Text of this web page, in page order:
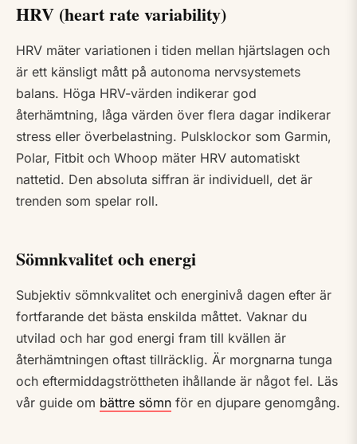
HRV (heart rate variability)
HRV mäter variationen i tiden mellan hjärtslagen och
är ett känsligt mått på autonoma nervsystemets
balans. Höga HRV-värden indikerar god
återhämtning, låga värden över flera dagar indikerar
stress eller överbelastning. Pulsklockor som Garmin,
Polar, Fitbit och Whoop mäter HRV automatiskt
nattetid. Den absoluta siffran är individuell, det är
trenden som spelar roll.
Sömnkvalitet och energi
Subjektiv sömnkvalitet och energinivå dagen efter är
fortfarande det bästa enskilda måttet. Vaknar du
utvilad och har god energi fram till kvällen är
återhämtningen oftast tillräcklig. Är morgnarna tunga
och eftermiddagströttheten ihållande är något fel. Läs
vår guide om bättre sömn för en djupare genomgång.